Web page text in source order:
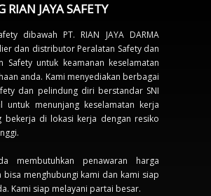
RIAN JAYA SAFETY
dibawah PT. RIAN JAYA DARMA
dan distributor Peralatan Safety dan
Safety untuk keamanan keselamatan
anda. Kami menyediakan berbagai
dan pelindung diri berstandar SNI
untuk menunjang keselamatan kerja
bekerja di lokasi kerja dengan resiko
membutuhkan penawaran harga
bisa menghubungi kami dan kami siap
Kami siap melayani partai besar.